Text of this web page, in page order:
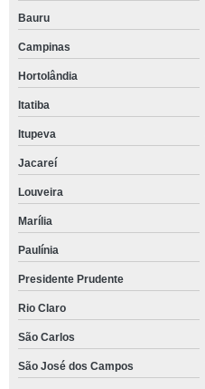
Bauru
Campinas
Hortolândia
Itatiba
Itupeva
Jacareí
Louveira
Marília
Paulínia
Presidente Prudente
Rio Claro
São Carlos
São José dos Campos